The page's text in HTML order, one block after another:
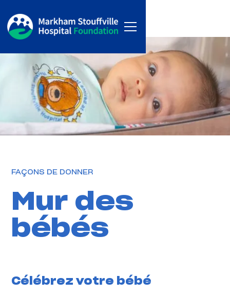
FAÇONS DE DONNER
Mur des
bébés
Célébrez votre bébé